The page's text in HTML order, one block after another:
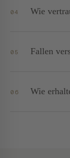
höheren
mit Kurier
04 Wie
05 Fallen
sie
06 Wie